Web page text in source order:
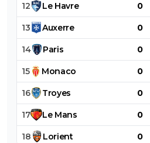
12 Le Havre 0
13 Auxerre 0
14 Paris 0
15 Monaco 0
16 Troyes 0
17 Le Mans 0
18 Lorient 0